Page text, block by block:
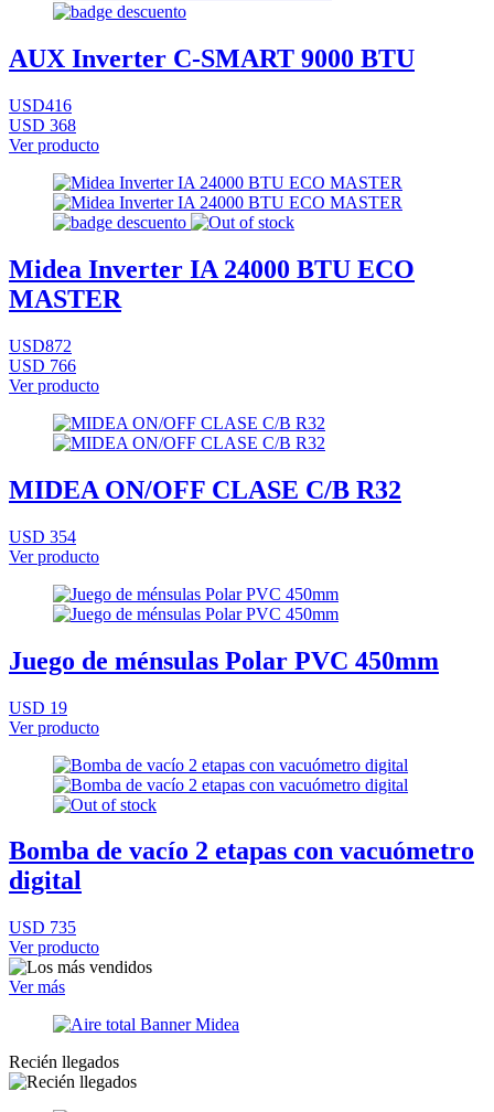
AUX Inverter C-SMART 9000 BTU
USD416
USD 368
Ver producto
Midea Inverter IA 24000 BTU ECO
MASTER
USD872
USD 766
Ver producto
MIDEA ON/OFF CLASE C/B R32
USD 354
Ver producto
Juego de ménsulas Polar PVC 450mm
USD 19
Ver producto
Bomba de vacío 2 etapas con vacuómetro
digital
USD 735
Ver producto
Ver más
Recién llegados